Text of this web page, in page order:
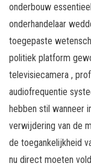
onderbouw
onderhandelaar
toegepaste
politiek platform
televisiecamera ,
audiofrequentie
hebben stil wanneer
verwijdering van de
de toegankelijkheid
nu direct moeten